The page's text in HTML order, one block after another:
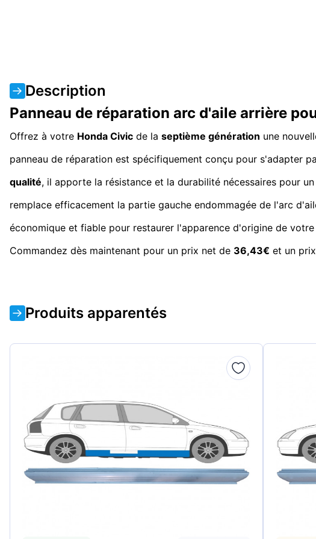
Description
Panneau de réparation arc d'aile arrière
Offrez à votre Honda Civic de la septième génération une
panneau de réparation est spécifiquement conçu pour s'adapter
qualité, il apporte la résistance et la durabilité nécessaires pour
remplace efficacement la partie gauche endommagée de l'arc
économique et fiable pour restaurer l'apparence d'origine de
Commandez dès maintenant pour un prix net de 36,43€ et un
Produits apparentés